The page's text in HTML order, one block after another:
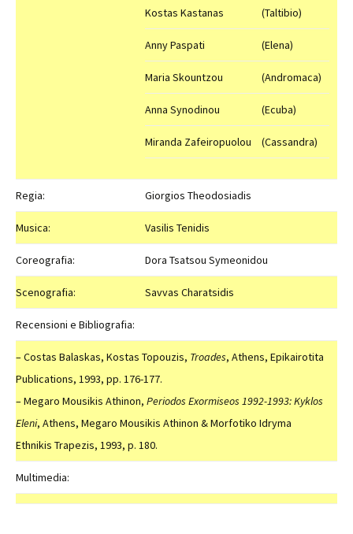
Kostas Kastanas (Taltibio)
Anny Paspati (Elena)
Maria Skountzou (Andromaca)
Anna Synodinou (Ecuba)
Miranda Zafeiropuolou (Cassandra)
Regia: Giorgios Theodosiadis
Musica: Vasilis Tenidis
Coreografia: Dora Tsatsou Symeonidou
Scenografia: Savvas Charatsidis
Recensioni e Bibliografia:
– Costas Balaskas, Kostas Topouzis, Troades, Athens, Epikairotita
Publications, 1993, pp. 176-177.
– Megaro Mousikis Athinon, Periodos Exormiseos 1992-1993: Kyklos
Eleni, Athens, Megaro Mousikis Athinon & Morfotiko Idryma
Ethnikis Trapezis, 1993, p. 180.
Multimedia: